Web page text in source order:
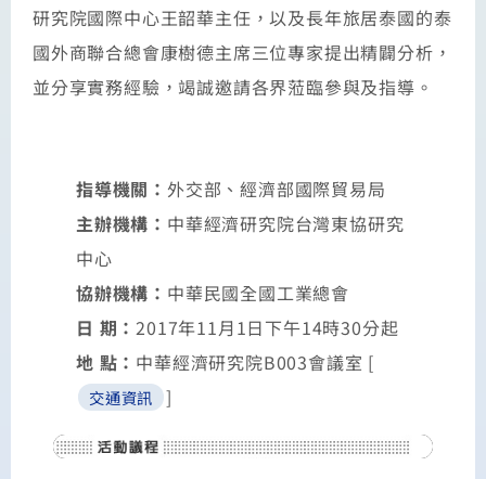
研究院國際中心王韶華主任，以及長年旅居泰國的泰
國外商聯合總會康樹德主席三位專家提出精闢分析，
並分享實務經驗，竭誠邀請各界蒞臨參與及指導。
指導機關： 外交部、經濟部國際貿易局
主辦機構： 中華經濟研究院台灣東協研究
中心
協辦機構： 中華民國全國工業總會
日 期：2017年11月1日下午14時30分起
地 點： 中華經濟研究院B003會議室 [
交通資訊 ]